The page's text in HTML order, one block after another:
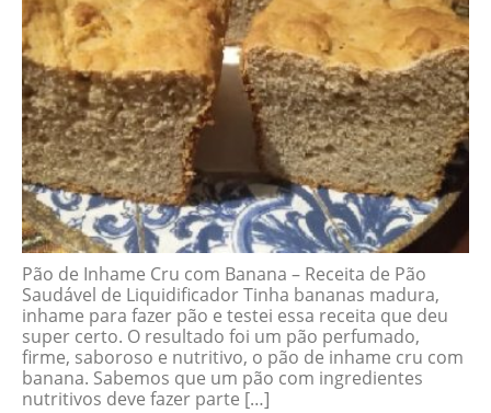
Pão de Inhame Cru com Banana – Receita de Pão
Saudável de Liquidificador Tinha bananas madura,
inhame para fazer pão e testei essa receita que deu
super certo. O resultado foi um pão perfumado,
firme, saboroso e nutritivo, o pão de inhame cru com
banana. Sabemos que um pão com ingredientes
nutritivos deve fazer parte […]